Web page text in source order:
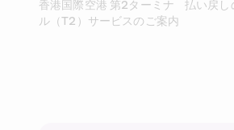
香港国際空港 第2ターミナ
ル（T2）サービスのご案内
払い戻し